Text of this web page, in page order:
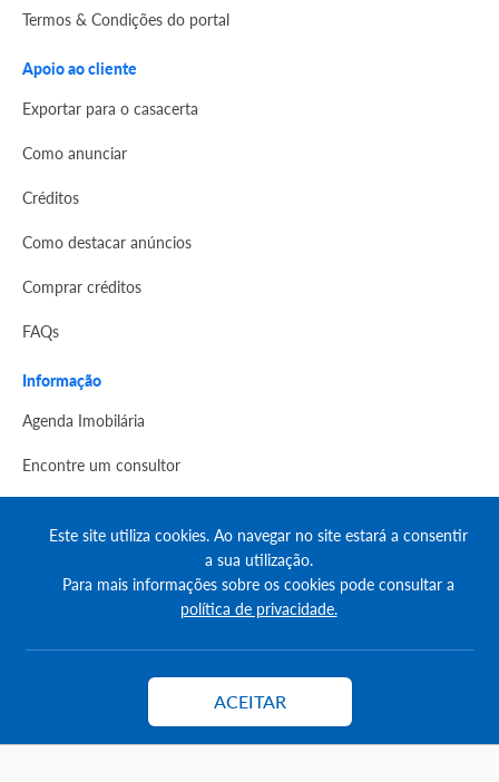
Termos & Condições do portal
Apoio ao cliente
Exportar para o casacerta
Como anunciar
Créditos
Como destacar anúncios
Comprar créditos
FAQs
Informação
Agenda Imobilária
Encontre um consultor
© Copyright 2023 | CASACERTA. All rights reserved
Este site utiliza cookies. Ao navegar no site estará a consentir
a sua utilização.
Para mais informações sobre os cookies pode consultar a
política de privacidade.
ACEITAR